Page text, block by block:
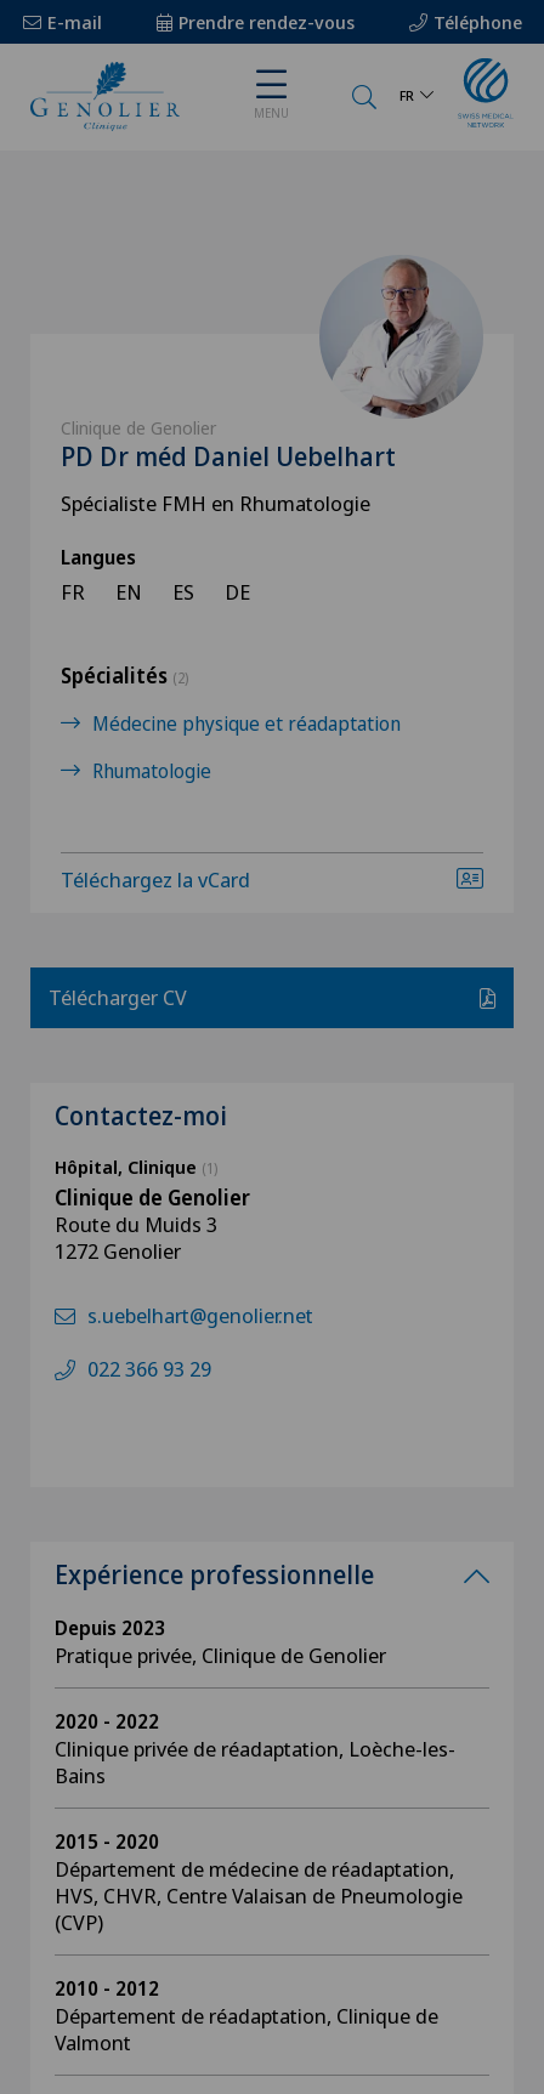
E-mail Prendre rendez-vous Téléphone
MENU
FR
Clinique de Genolier
PD Dr méd Daniel Uebelhart
Spécialiste FMH en Rhumatologie
Langues
FR EN ES DE
Spécialités (2)
Médecine physique et réadaptation
Rhumatologie
Téléchargez la vCard
Télécharger CV
Contactez-moi
Hôpital, Clinique (1)
Clinique de Genolier
Route du Muids 3
1272 Genolier
s.uebelhart@genolier.net
022 366 93 29
Expérience professionnelle
Depuis 2023
Pratique privée, Clinique de Genolier
2020 - 2022
Clinique privée de réadaptation, Loèche-les-
Bains
2015 - 2020
Département de médecine de réadaptation,
HVS, CHVR, Centre Valaisan de Pneumologie
(CVP)
2010 - 2012
Département de réadaptation, Clinique de
Valmont